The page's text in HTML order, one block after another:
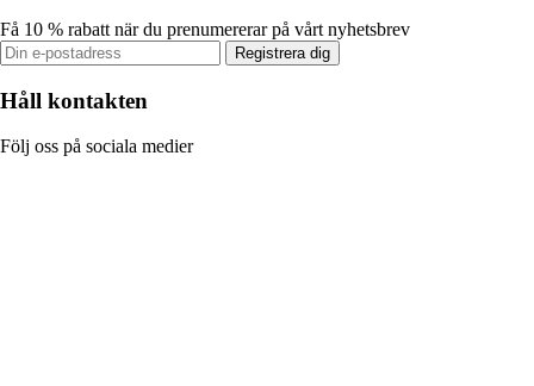
Få 10 % rabatt när du prenumererar på vårt nyhetsbrev
Registrera dig
Håll kontakten
Följ oss på sociala medier